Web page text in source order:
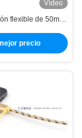
Vídeo
flexible de 50m m
que envolvía
precio